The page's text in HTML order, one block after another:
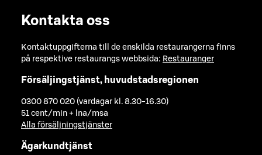
Kontakta oss
Kontaktuppgifterna till de enskilda restaurangerna finns
på respektive restaurangs webbsida: Restauranger
Försäljingstjänst, huvudstadsregionen
0300 870 020 (vardagar kl. 8.30-16.30)
51 cent/min + lna/msa
Alla försäljningstjänster
Ägarkundtjänst